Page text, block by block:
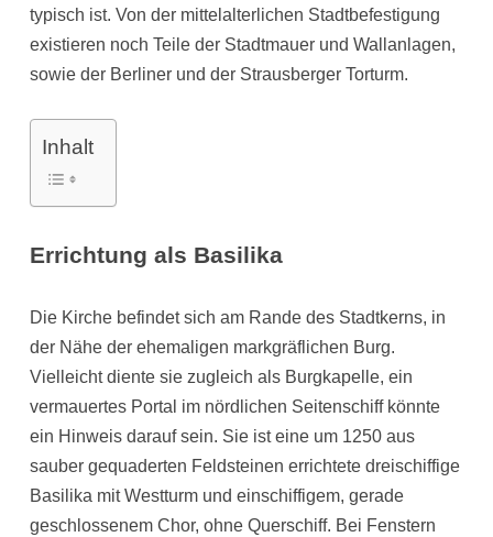
typisch ist. Von der mittelalterlichen Stadtbefestigung
existieren noch Teile der Stadtmauer und Wallanlagen,
sowie der Berliner und der Strausberger Torturm.
Inhalt
Errichtung als Basilika
Die Kirche befindet sich am Rande des Stadtkerns, in
der Nähe der ehemaligen markgräflichen Burg.
Vielleicht diente sie zugleich als Burgkapelle, ein
vermauertes Portal im nördlichen Seitenschiff könnte
ein Hinweis darauf sein. Sie ist eine um 1250 aus
sauber gequaderten Feldsteinen errichtete dreischiffige
Basilika mit Westturm und einschiffigem, gerade
geschlossenem Chor, ohne Querschiff. Bei Fenstern